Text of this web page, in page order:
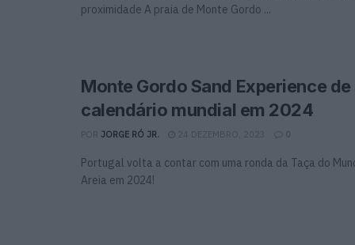
proximidade A praia de Monte Gordo ...
Monte Gordo Sand Experience
calendário mundial em 2024
JORGE RÓ JR. 24 DEZEMBRO, 2023 0
Portugal volta a contar com uma ronda da Taça do
Areia em 2024!